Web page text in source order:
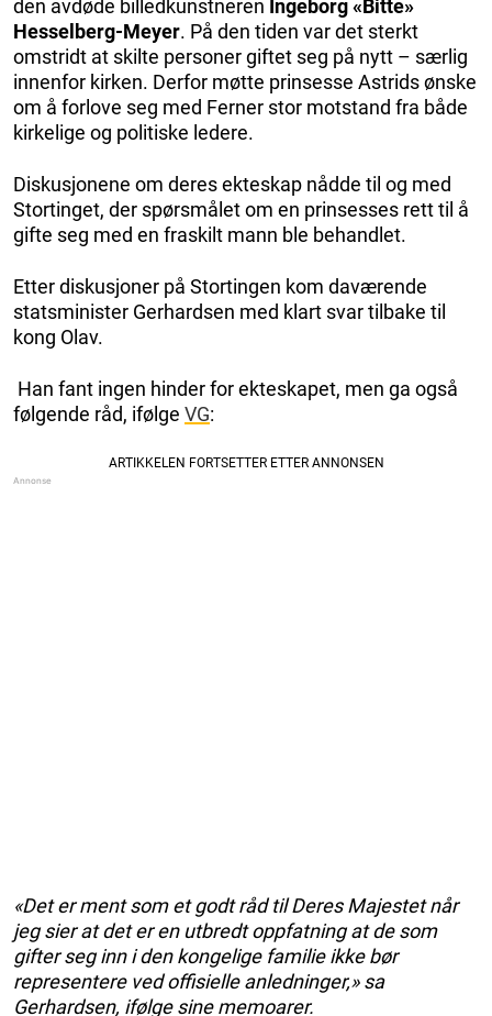
den avdøde billedkunstneren Ingeborg «Bitte»
Hesselberg-Meyer. På den tiden var det sterkt
omstridt at skilte personer giftet seg på nytt – særlig
innenfor kirken. Derfor møtte prinsesse Astrids ønske
om å forlove seg med Ferner stor motstand fra både
kirkelige og politiske ledere.
Diskusjonene om deres ekteskap nådde til og med
Stortinget, der spørsmålet om en prinsesses rett til å
gifte seg med en fraskilt mann ble behandlet.
Etter diskusjoner på Stortingen kom daværende
statsminister Gerhardsen med klart svar tilbake til
kong Olav.
Han fant ingen hinder for ekteskapet, men ga også
følgende råd, ifølge VG:
«Det er ment som et godt råd til Deres Majestet når
jeg sier at det er en utbredt oppfatning at de som
gifter seg inn i den kongelige familie ikke bør
representere ved offisielle anledninger,» sa
Gerhardsen, ifølge sine memoarer.